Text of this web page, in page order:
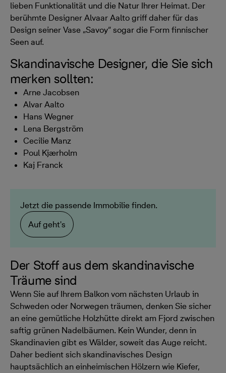
lieben Funktionalität und die Natur Ihrer Heimat. Der
berühmte Designer Alvaar Aalto griff daher für das
Design seiner Vase „Savoy“ sogar die Form finnischer
Seen auf.
Skandinavische Designer, die Sie sich
merken sollten:
Arne Jacobsen
Alvar Aalto
Hans Wegner
Lena Bergström
Cecilie Manz
Poul Kjærholm
Kaj Franck
Jetzt die passende Immobilie finden.
Auf geht's
Der Stoff aus dem skandinavische
Träume sind
Wenn Sie auf Ihrem Balkon vom nächsten Urlaub in
Schweden oder Norwegen träumen, denken Sie sicher
an eine gemütliche Holzhütte direkt am Fjord zwischen
saftig grünen Nadelbäumen. Kein Wunder, denn in
Skandinavien gibt es Wälder, soweit das Auge reicht.
Daher bedient sich skandinavisches Design
hauptsächlich an einheimischen Hölzern wie Kiefer,